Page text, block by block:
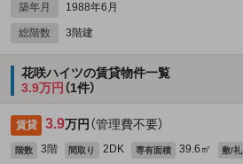
築年月
1988年6月
総階数 3階建
花咲ハイツの賃貸物件一覧
3.9万円 （1件）
賃貸 3.9万円 （管理費不要）
階数 3階 間取り 2DK 専有面積 39.6㎡ 敷/礼